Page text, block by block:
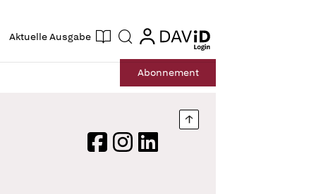
Aktuelle Ausgabe Suche login
login
Abonnement
Nach oben springen
FacebookInstagram
LinkedIn